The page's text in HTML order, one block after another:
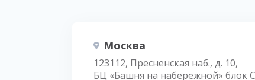
Москва
123112, Пресненская наб., д. 10,
БЦ «Башня на набережной» блок